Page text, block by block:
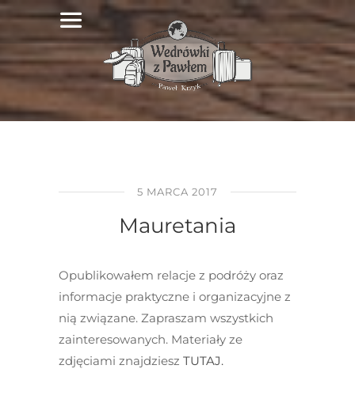
5 MARCA 2017
Mauretania
Opublikowałem relacje z podróży oraz
informacje praktyczne i organizacyjne z
nią związane. Zapraszam wszystkich
zainteresowanych. Materiały ze
zdjęciami znajdziesz TUTAJ.